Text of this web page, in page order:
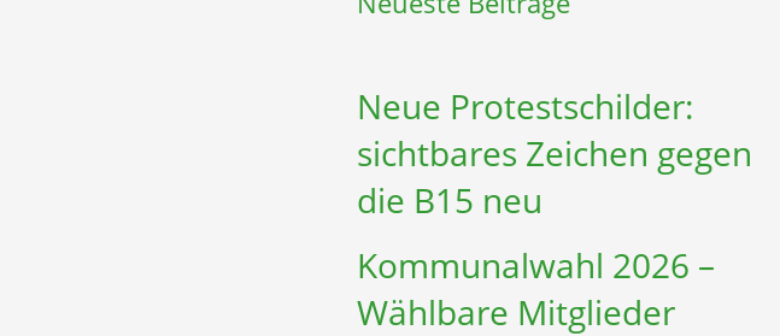
Neue Protestschilder:
sichtbares Zeichen gegen
die B15 neu
Kommunalwahl 2026 –
Wählbare Mitglieder